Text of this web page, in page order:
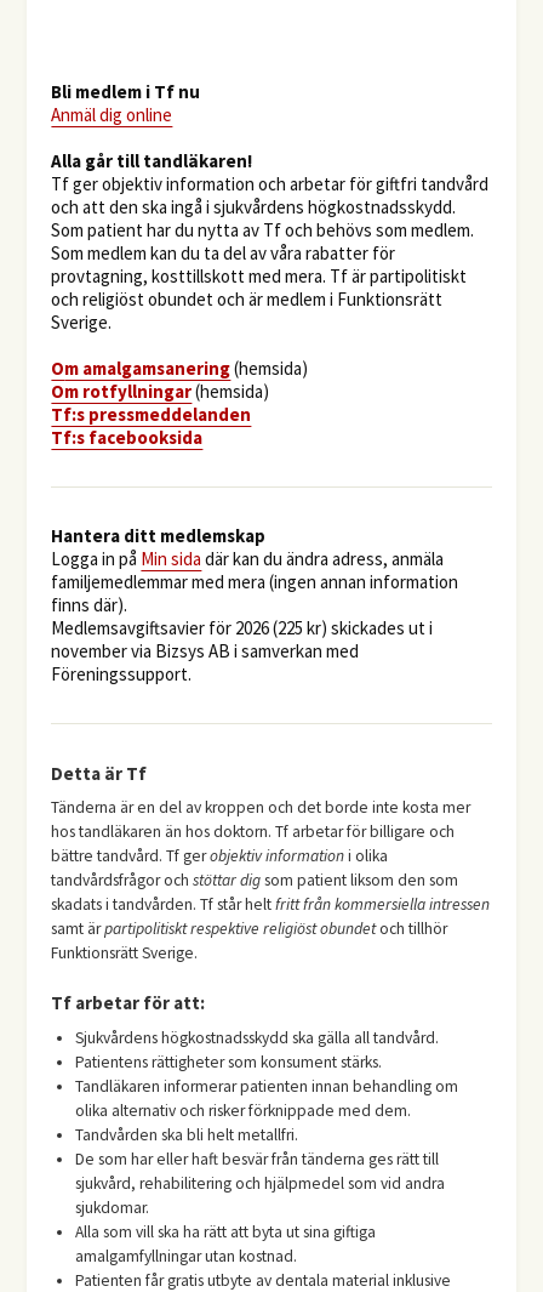
Bli medlem i Tf nu
Anmäl dig online
​Alla går till tandläkaren!
Tf ger objektiv information och arbetar för giftfri tandvård
och att den ska ingå i sjukvårdens högkostnadsskydd.
Som patient har du nytta av Tf och behövs som medlem.
Som medlem kan du ta del av våra rabatter för
provtagning, kosttillskott med mera. Tf är partipolitiskt
och religiöst obundet och är medlem i Funktionsrätt
Sverige.
Om amalgamsanering(hemsida)
Om rotfyllningar(hemsida)
​Tf:s pressmeddelanden
Tf:s facebooksida
Hantera ditt medlemskap
Logga in på Min sida där kan du ändra adress, anmäla
familjemedlemmar med mera (ingen annan information
finns där).
Medlemsavgiftsavier för 2026 (225 kr) skickades ut i
november via Bizsys AB i samverkan med
Föreningssupport.
Detta är Tf
Tänderna är en del av kroppen och det borde inte kosta mer
hos tandläkaren än hos doktorn. Tf arbetar för billigare och
bättre tandvård. Tf gerobjektiv informationi olika
tandvårdsfrågor ochstöttar digsom patient liksom den som
skadats i tandvården. Tf står heltfritt från kommersiella intressen
samt ärpartipolitiskt respektive religiöst obundetoch tillhör
Funktionsrätt Sverige.
Tf arbetar för att:
Sjukvårdens högkostnadsskydd ska gälla all tandvård.
Patientens rättigheter som konsument stärks.
Tandläkaren informerar patienten innan behandling om
olika alternativ och risker förknippade med dem.
Tandvården ska bli helt metallfri.
De som har eller haft besvär från tänderna ges rätt till
sjukvård, rehabilitering och hjälpmedel som vid andra
sjukdomar.
Alla som vill ska ha rätt att byta ut sina giftiga
amalgamfyllningar utan kostnad.
Patienten får gratis utbyte av dentala material inklusive